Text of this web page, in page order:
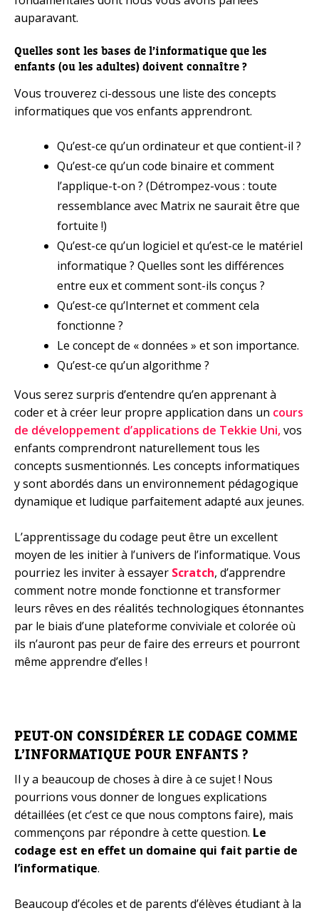
auparavant.
Quelles sont les bases de l’informatique que les
enfants (ou les adultes) doivent connaître ?
Vous trouverez ci-dessous une liste des concepts
informatiques que vos enfants apprendront.
Qu’est-ce qu’un ordinateur et que contient-il ?
Qu’est-ce qu’un code binaire et comment
l’applique-t-on ? (Détrompez-vous : toute
ressemblance avec Matrix ne saurait être que
fortuite !)
Qu’est-ce qu’un logiciel et qu’est-ce le matériel
informatique ? Quelles sont les différences
entre eux et comment sont-ils conçus ?
Qu’est-ce qu’Internet et comment cela
fonctionne ?
Le concept de « données » et son importance.
Qu’est-ce qu’un algorithme ?
Vous serez surpris d’entendre qu’en apprenant à
coder et à créer leur propre application dans un cours
de développement d’applications de Tekkie Uni,vos
enfants comprendront naturellement tous les
concepts susmentionnés. Les concepts informatiques
y sont abordés dans un environnement pédagogique
dynamique et ludique parfaitement adapté aux jeunes.
L’apprentissage du codage peut être un excellent
moyen de les initier à l’univers de l’informatique. Vous
pourriez les inviter à essayer Scratch, d’apprendre
comment notre monde fonctionne et transformer
leurs rêves en des réalités technologiques étonnantes
par le biais d’une plateforme conviviale et colorée où
ils n’auront pas peur de faire des erreurs et pourront
même apprendre d’elles !
PEUT-ON CONSIDÉRER LE CODAGE COMME
L’INFORMATIQUE POUR ENFANTS ?
Il y a beaucoup de choses à dire à ce sujet ! Nous
pourrions vous donner de longues explications
détaillées (et c’est ce que nous comptons faire), mais
commençons par répondre à cette question. Le
codage est en effet un domaine qui fait partie de
l’informatique.
Beaucoup d’écoles et de parents d’élèves étudiant à la